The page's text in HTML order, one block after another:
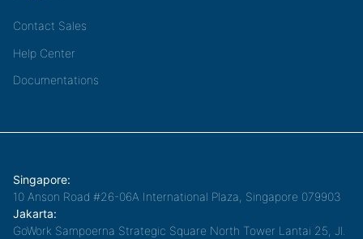
Contact Sales
Help Center
Documentations
Singapore:
10 Anson Road #26-06A International Plaza, Singapore 079903
Jakarta:
GoWork Sampoerna Strategic Square North Tower Lantai 25, Jl.